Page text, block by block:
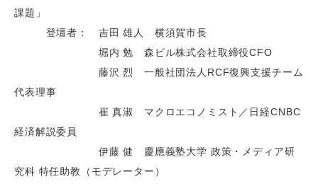
課題」
登壇者： 吉田 雄人 横須賀市長
堀内 勉 森ビル株式会社取締役CFO
藤沢 烈 一般社団法人RCF復興支援チーム
代表理事
崔 真淑 マクロエコノミスト／日経CNBC
経済解説委員
伊藤 健 慶應義塾大学 政策・メディア研
究科 特任助教（モデレーター）